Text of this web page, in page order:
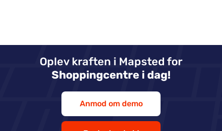
Oplev kraften i Mapsted for
Shoppingcentre i dag!
Anmod om demo